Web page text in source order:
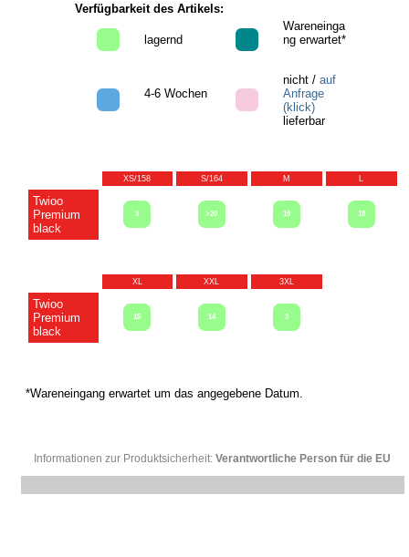
Verfügbarkeit des Artikels:
lagernd
Wareneinga
ng erwartet*
4-6 Wochen
nicht /auf
Anfrage
(klick)
lieferbar
XS/158 S/164 M
Twioo
Premium
black
3 >20 19 18
XL XXL 3XL
Twioo
Premium
black
15 14 3
*Wareneingang erwartet um das angegebene Datum.
Informationen zur Produktsicherheit:Verantwortliche Person für die EU